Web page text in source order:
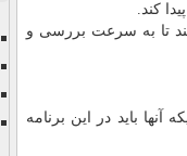
كند.
تا به سرعت بررسی و
باید در این برنامه